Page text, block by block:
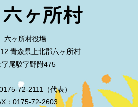
六ヶ所村役場
青森県上北郡六ヶ所村
字尾駮字野附475
72-2111（代表）
：0175-72-2603